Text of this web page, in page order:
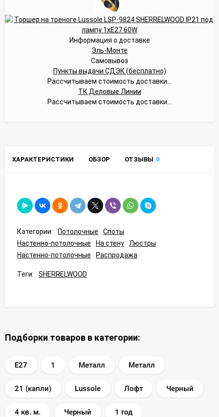
Информация о доставке
Эль-Монте
Самовывоз
Пункты выдачи СДЭК (бесплатно)
Рассчитываем стоимость доставки...
ТК Деловые Линии
Рассчитываем стоимость доставки...
ХАРАКТЕРИСТИКИ ОБЗОР ОТЗЫВЫ 0
Категории: Потолочные
Споты
Настенно-потолочные
На стену
Люстры
Настенно-потолочные
Распродажа
Теги: SHERRELWOOD
Подборки товаров в категории:
E27 1 Металл Металл
21 (капли) Lussole Лофт Черный
4 кв. м. Черный 1 год